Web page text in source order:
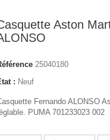
Aston
25040180
: Neuf
Fernando ALONSO
PUMA 701233023 002